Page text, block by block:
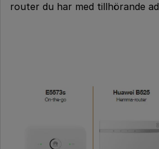
router du har med tillhörande